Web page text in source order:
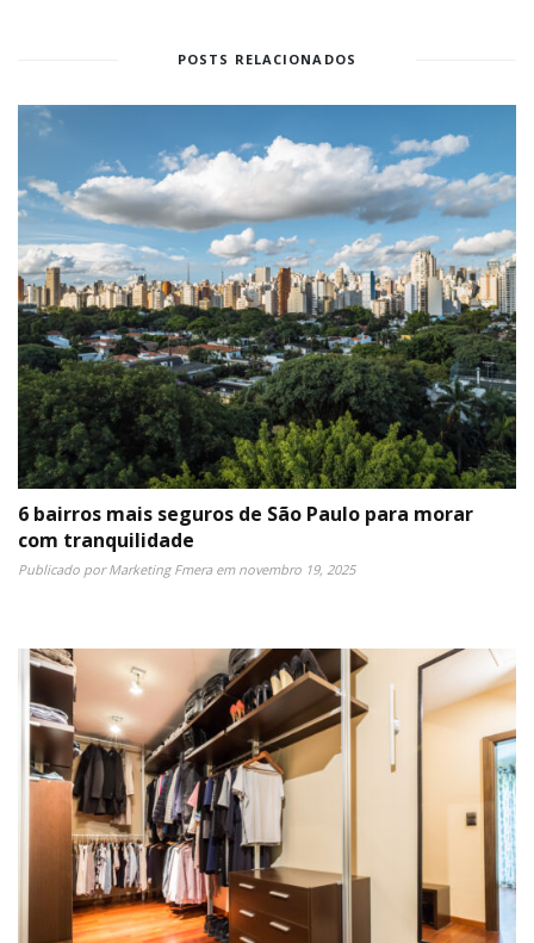
POSTS RELACIONADOS
6 bairros mais seguros de São Paulo para morar
com tranquilidade
Publicado porMarketing Fmeraem novembro 19, 2025